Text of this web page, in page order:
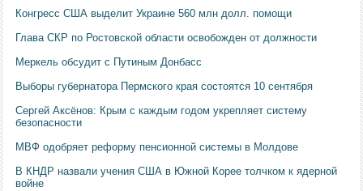
Конгресс США выделит Украине 560 млн долл. помощи
Глава СКР по Ростовской области освобожден от должности
Меркель обсудит с Путиным Донбасс
Выборы губернатора Пермского края состоятся 10 сентября
Сергей Аксёнов: Крым с каждым годом укрепляет систему
безопасности
МВФ одобряет реформу пенсионной системы в Молдове
В КНДР назвали учения США в Южной Корее толчком к ядерной
войне